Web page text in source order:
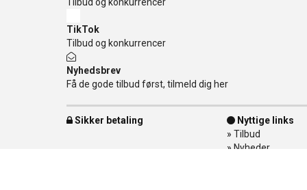
TikTok
Tilbud og konkurrencer
Nyhedsbrev
Få de gode tilbud først, tilmeld dig her
Sikker betaling
Nyttige links
» Tilbud
» Nyheder